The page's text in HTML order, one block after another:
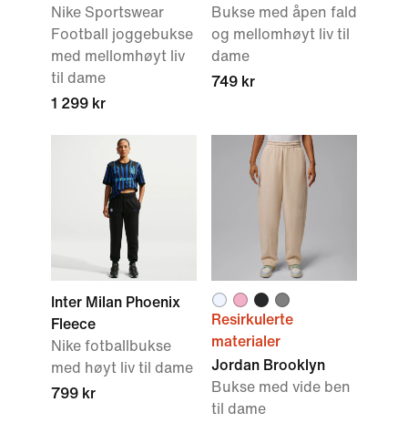
Nike Sportswear
Football joggebukse
med mellomhøyt liv
til dame
1 299 kr
Bukse med åpen fald
og mellomhøyt liv til
dame
749 kr
Inter Milan Phoenix
Fleece
Nike fotballbukse
med høyt liv til dame
799 kr
Resirkulerte
materialer
Jordan Brooklyn
Bukse med vide ben
til dame